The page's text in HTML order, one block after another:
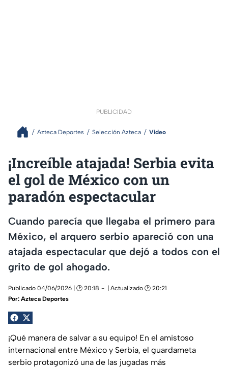
PUBLICIDAD
Azteca Deportes Selección Azteca Video
¡Increíble atajada! Serbia evita
el gol de México con un
paradón espectacular
Cuando parecía que llegaba el primero para
México, el arquero serbio apareció con una
atajada espectacular que dejó a todos con el
grito de gol ahogado.
Publicado 04/06/2026 | 🕑 20:18
| Actualizado 🕑 20:21
Por: Azteca Deportes
¡Qué manera de salvar a su equipo! En el amistoso
internacional entre México y Serbia, el guardameta
serbio protagonizó una de las jugadas más